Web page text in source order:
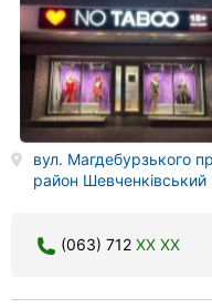
вул. Магдебурзького
район Шевченківський
(063) 712 XX XX